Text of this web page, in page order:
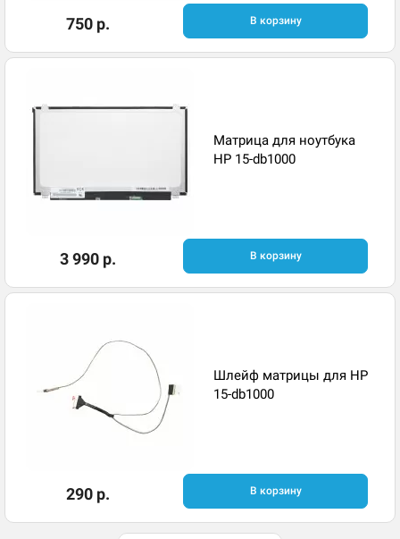
750 р. В корзину
Матрица для ноутбука
HP 15-db1000
3 990 р. В корзину
Шлейф матрицы для HP
15-db1000
290 р. В корзину